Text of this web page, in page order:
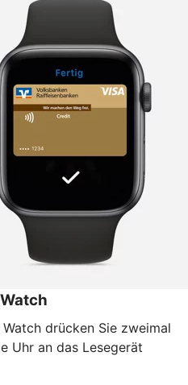
drücken Sie zweimal
Uhr an das Lesegerät